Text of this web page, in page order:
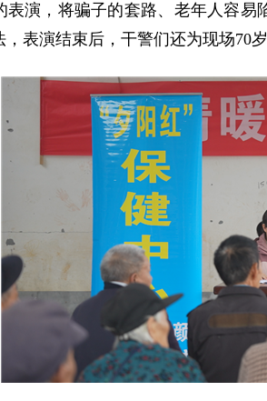
表演，将骗子的套路、老年人容
，表演结束后，干警们还为现场70